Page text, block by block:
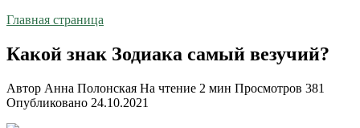
Главная страница
Какой знак Зодиака самый везучий?
Автор Анна Полонская На чтение 2 мин Просмотров 381
Опубликовано 24.10.2021